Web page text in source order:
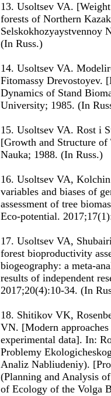
13. Usoltsev VA.
forests of Northern
Selskokhozyaystvennoy
(In Russ.)
14. Usoltsev VA.
Fitomassy Drevostoyev.
Dynamics of Stand
University; 1985. (In
15. Usoltsev VA. Rost i
[Growth and Structure
Nauka; 1988. (In Russ.)
16. Usoltsev VA,
variables and biases of
assessment of tree
Eco-potential.
17. Usoltsev VA,
forest bioproductivity
biogeography: a meta-
results of independent
2017;20(4):10-34. (In
18. Shitikov VK,
VN. [Modern
experimental data]. In:
Problemy
Analiz Nabliudeniy).
(Planning and Analysis
of Ecology of the Volga